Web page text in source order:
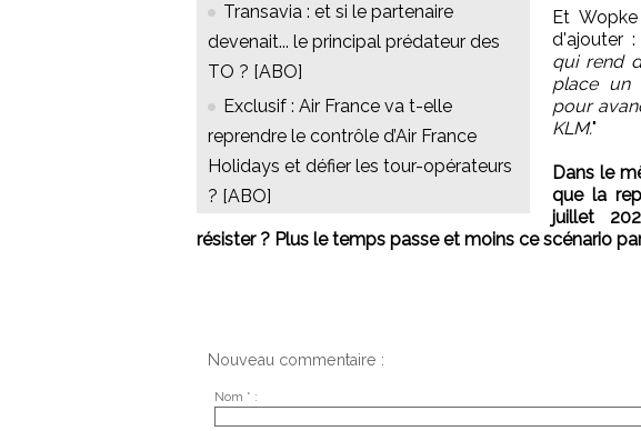
Transavia : et si le partenaire
devenait... le principal prédateur des
TO ? [ABO]
Exclusif : Air France va t-elle
reprendre le contrôle d’Air France
Holidays et défier les tour-opérateurs
? [ABO]
Et
d'ajouter :
qui rend
place un
pour
KLM."
Dans le
que la
juillet
résister ? Plus le temps passe et moins ce scénario
Nouveau commentaire :
Nom * :